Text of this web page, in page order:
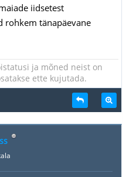
iidsetest
rohkem tänapäevane
ja mõned neist on
ette kujutada.